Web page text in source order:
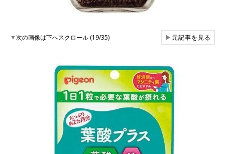
▼次の画像は下へスクロール (19/35) ▶元記事を見る